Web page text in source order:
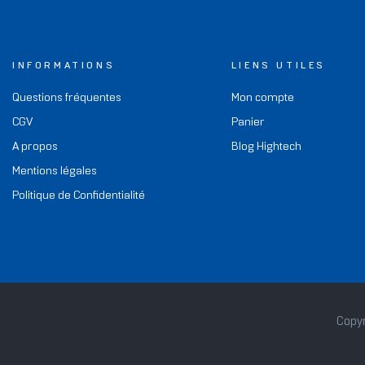
INFORMATIONS
Questions fréquentes
CGV
A propos
Mentions légales
Politique de Confidentialité
LIENS UTILES
Mon compte
Panier
Blog Hightech